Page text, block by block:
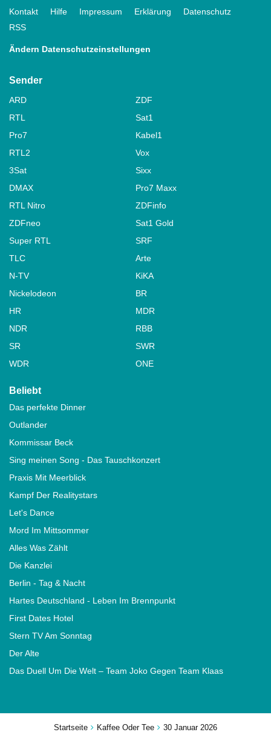
Startseite Kaffee Oder Tee 30 Januar 2026
Kontakt Hilfe Impressum Erklärung
Datenschutz
RSS
Ändern Datenschutzeinstellungen
Sender
ARD
ZDF
RTL
Sat1
Pro7
Kabel1
RTL2
Vox
3Sat
Sixx
DMAX
Pro7 Maxx
RTL Nitro
ZDFinfo
ZDFneo
Sat1 Gold
Super RTL
SRF
TLC
Arte
N-TV
KiKA
Nickelodeon
BR
HR
MDR
NDR
RBB
SR
SWR
WDR
ONE
Beliebt
Das perfekte Dinner
Outlander
Kommissar Beck
Sing meinen Song - Das Tauschkonzert
Praxis Mit Meerblick
Kampf Der Realitystars
Let's Dance
Mord Im Mittsommer
Alles Was Zählt
Die Kanzlei
Berlin - Tag & Nacht
Hartes Deutschland - Leben Im Brennpunkt
First Dates Hotel
Stern TV Am Sonntag
Der Alte
Das Duell Um Die Welt – Team Joko Gegen Team Klaas